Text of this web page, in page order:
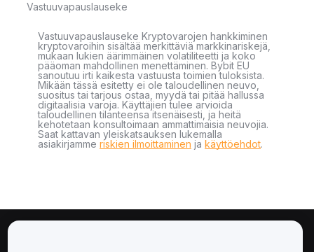
Vastuuvapauslauseke
Vastuuvapauslauseke Kryptovarojen hankkiminen
kryptovaroihin sisältää merkittäviä markkinariskejä,
mukaan lukien äärimmäinen volatiliteetti ja koko
pääoman mahdollinen menettäminen. Bybit EU
sanoutuu irti kaikesta vastuusta toimien tuloksista.
Mikään tässä esitetty ei ole taloudellinen neuvo,
suositus tai tarjous ostaa, myydä tai pitää hallussa
digitaalisia varoja. Käyttäjien tulee arvioida
taloudellinen tilanteensa itsenäisesti, ja heitä
kehotetaan konsultoimaan ammattimaisia neuvojia.
Saat kattavan yleiskatsauksen lukemalla
asiakirjamme riskien ilmoittaminen ja käyttöehdot.